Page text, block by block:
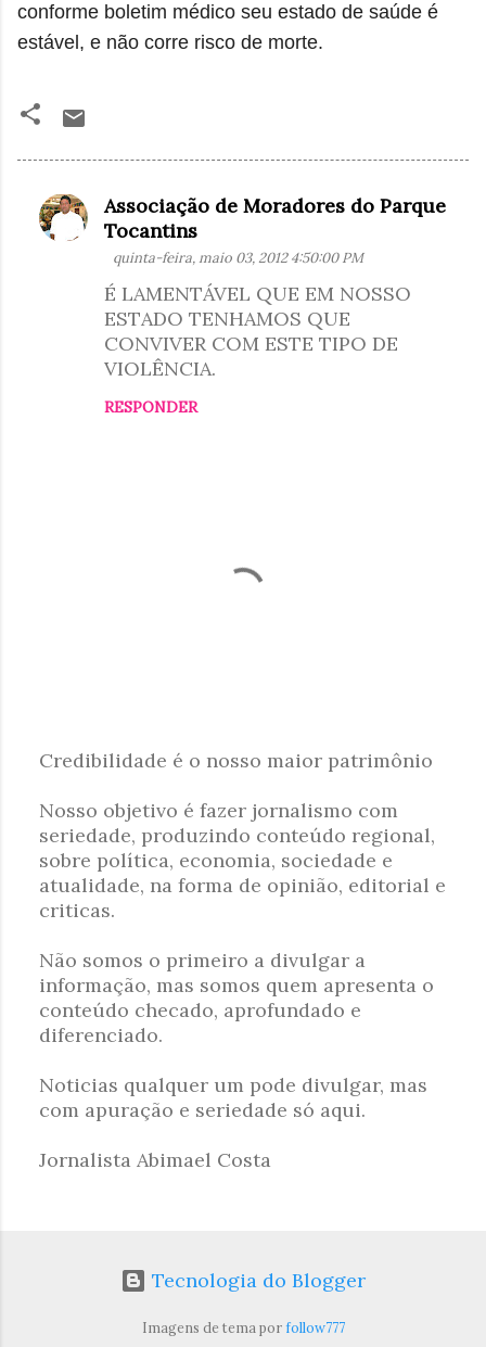
conforme boletim médico seu estado de saúde é
estável, e não corre risco de morte.
C
Associação de Moradores do Parque
Tocantins
quinta-feira, maio 03, 2012 4:50:00 PM
É LAMENTÁVEL QUE EM NOSSO
ESTADO TENHAMOS QUE
CONVIVER COM ESTE TIPO DE
VIOLÊNCIA.
RESPONDER
o
s
t
a
r
m
c
o
m
n
t
r
Credibilidade é o nosso maior patrimônio
Nosso objetivo é fazer jornalismo com
seriedade, produzindo conteúdo regional,
sobre política, economia, sociedade e
atualidade, na forma de opinião, editorial e
criticas.
Não somos o primeiro a divulgar a
informação, mas somos quem apresenta o
conteúdo checado, aprofundado e
diferenciado.
Noticias qualquer um pode divulgar, mas
com apuração e seriedade só aqui.
Jornalista Abimael Costa
Tecnologia do Blogger
Imagens de tema porfollow777